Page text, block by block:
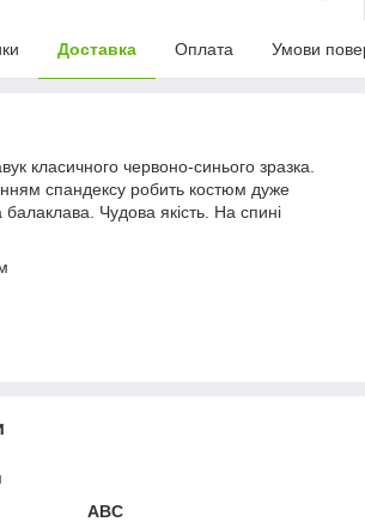
Доставка Оплата Умови
класичного червоно-синього зразка.
спандексу робить костюм дуже
Чудова якість. На спині
ABC